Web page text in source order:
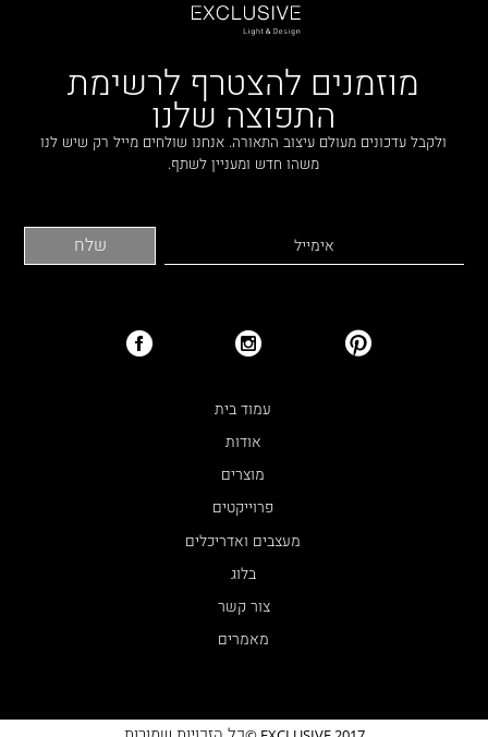
מוזמנים להצטרף לרשימת
התפוצה שלנו
ולקבל עדכונים מעולם עיצוב התאורה. אנחנו שולחים מייל רק שיש לנו
משהו חדש ומעניין לשתף.
עמוד בית
אודות
מוצרים
פרוייקטים
מעצבים ואדריכלים
בלוג
צור קשר
מאמרים